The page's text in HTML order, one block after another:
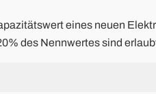
eines neuen
des Nennwertes sind